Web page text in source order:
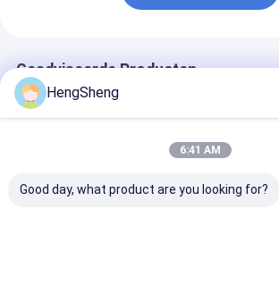
Geadviseerde Producten
HengSheng
6:41 AM
Good day, what product are you looking for?